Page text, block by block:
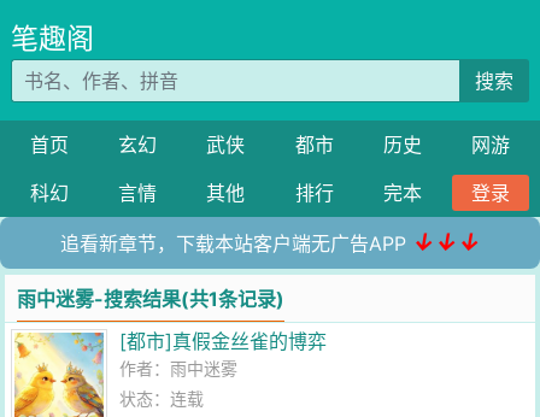
笔趣阁
搜索
首页 玄幻 武侠 都市 历史
网游
科幻
言情 其他 排行 完本 登录
追看新章节，下载本站客户端无广告APP ↓↓↓
雨中迷雾-搜索结果(共1条记录)
[都市]真假金丝雀的博弈
作者：雨中迷雾
状态：连载